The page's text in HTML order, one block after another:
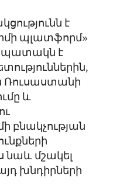
է
պլատֆորմ»
է
Ռուսաստանի
և
բնակչության
նաև մշակել
խնդիրների